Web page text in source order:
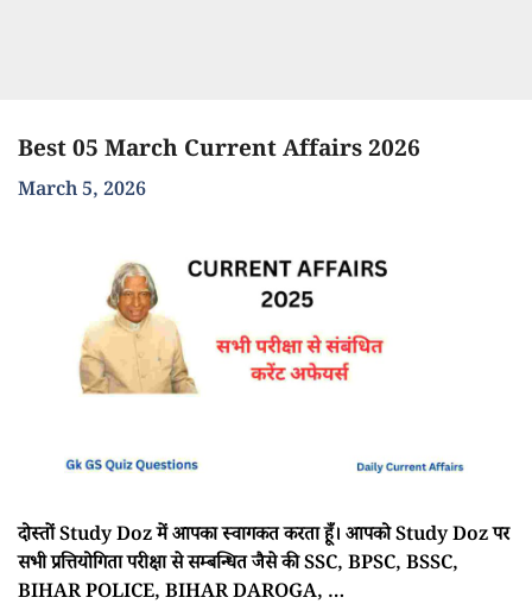
Best 05 March Current Affairs 2026
March 5, 2026
दोस्तों Study Doz में आपका स्वागकत करता हूँ। आपको Study Doz पर
सभी प्रत्तियोगिता परीक्षा से सम्बन्धित जैसे की SSC, BPSC, BSSC,
BIHAR POLICE, BIHAR DAROGA, …